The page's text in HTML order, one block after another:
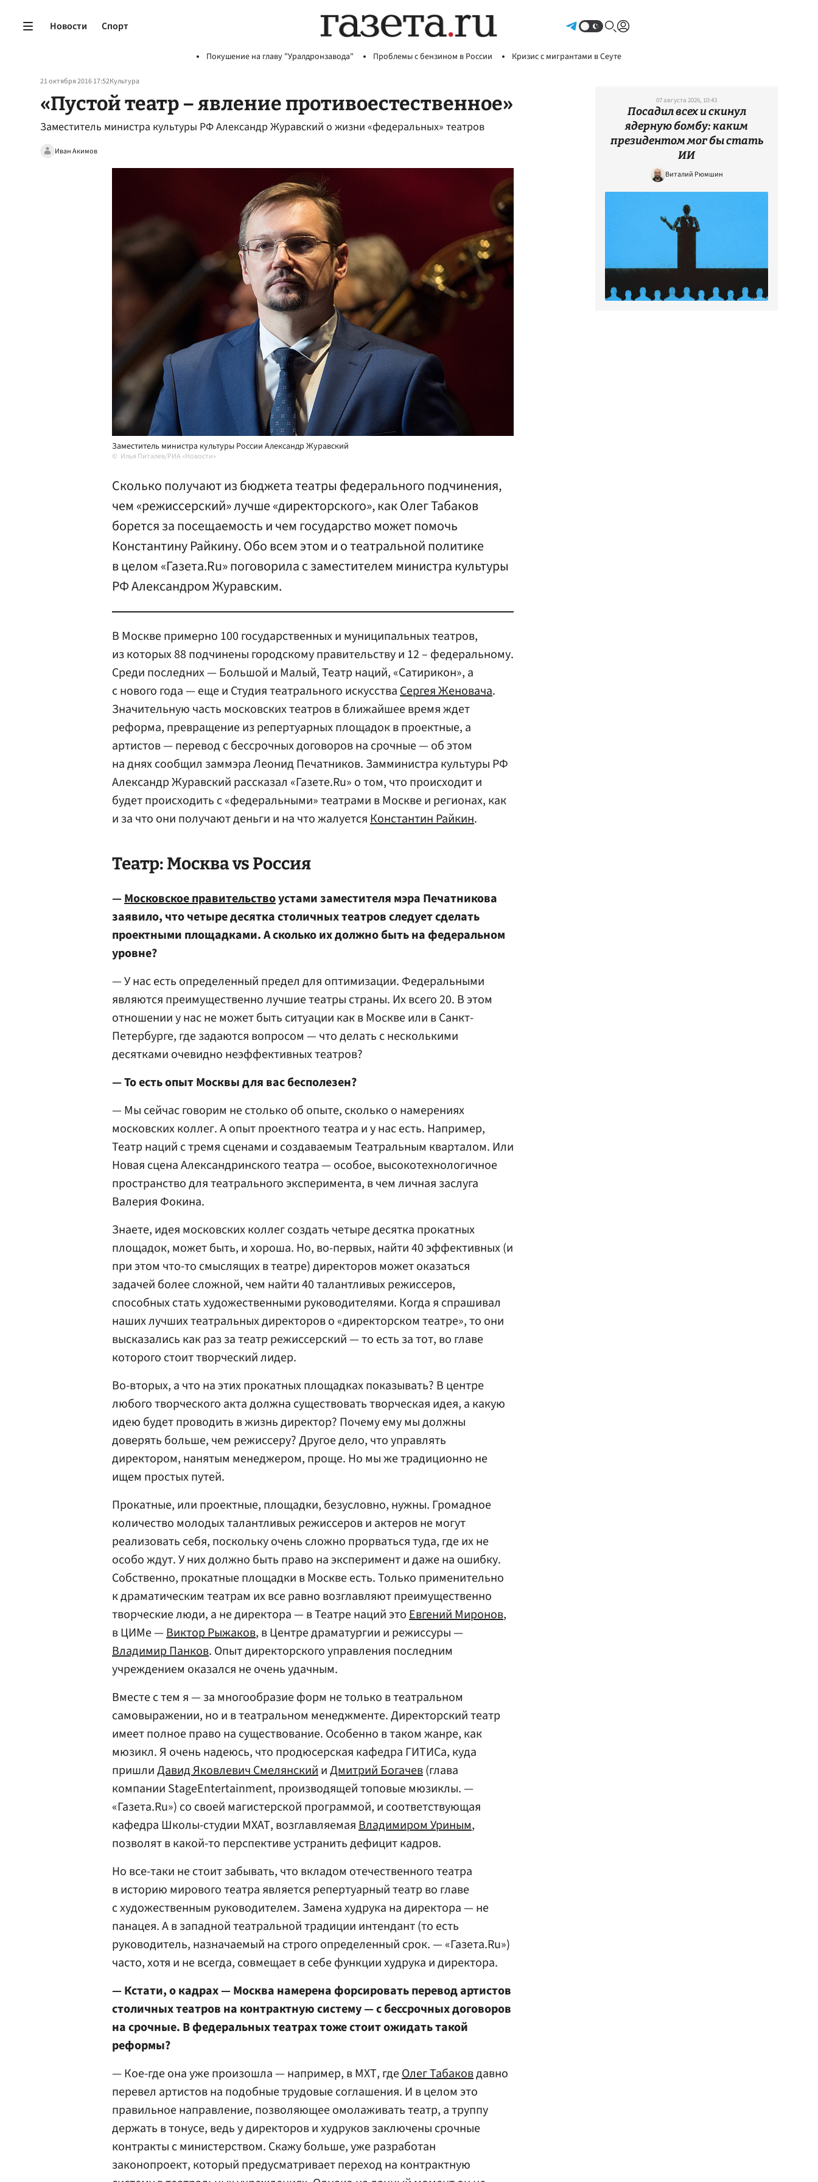
Новости Спорт
Покушение на главу "Уралдронзавода" Проблемы с бензином в России Кризис с мигрантами в Сеуте
21 октября 2016 17:52Культура
«Пустой театр – явление противоестественное»
Заместитель министра культуры РФ Александр Журавский о жизни «федеральных» театров
Иван Акимов
Заместитель министра культуры России Александр Журавский
Илья Питалев/РИА «Новости»
Сколько получают из бюджета театры федерального подчинения,
чем «режиссерский» лучше «директорского», как Олег Табаков
борется за посещаемость и чем государство может помочь
Константину Райкину. Обо всем этом и о театральной политике
в целом «Газета.Ru» поговорила с заместителем министра культуры
РФ Александром Журавским.
В Москве примерно 100 государственных и муниципальных театров,
из которых 88 подчинены городскому правительству и 12 – федеральному.
Среди последних — Большой и Малый, Театр наций, «Сатирикон», а
с нового года — еще и Студия театрального искусстваСергея Женовача.
Значительную часть московских театров в ближайшее время ждет
реформа, превращение из репертуарных площадок в проектные, а
артистов — перевод с бессрочных договоров на срочные — об этом
на днях сообщил заммэра Леонид Печатников. Замминистра культуры РФ
Александр Журавский рассказал «Газете.Ru» о том, что происходит и
будет происходить с «федеральными» театрами в Москве и регионах, как
и за что они получают деньги и на что жалуетсяКонстантин Райкин.
Театр: Москва vs Россия
—Московское правительствоустами заместителя мэра Печатникова
заявило, что четыре десятка столичных театров следует сделать
проектными площадками. А сколько их должно быть на федеральном
уровне?
— У нас есть определенный предел для оптимизации. Федеральными
являются преимущественно лучшие театры страны. Их всего 20. В этом
отношении у нас не может быть ситуации как в Москве или в Санкт-
Петербурге, где задаются вопросом — что делать с несколькими
десятками очевидно неэффективных театров?
— То есть опыт Москвы для вас бесполезен?
— Мы сейчас говорим не столько об опыте, сколько о намерениях
московских коллег. А опыт проектного театра и у нас есть. Например,
Театр наций с тремя сценами и создаваемым Театральным кварталом. Или
Новая сцена Александринского театра — особое, высокотехнологичное
пространство для театрального эксперимента, в чем личная заслуга
Валерия Фокина.
Знаете, идея московских коллег создать четыре десятка прокатных
площадок, может быть, и хороша. Но, во-первых, найти 40 эффективных (и
при этом что-то смыслящих в театре) директоров может оказаться
задачей более сложной, чем найти 40 талантливых режиссеров,
способных стать художественными руководителями. Когда я спрашивал
наших лучших театральных директоров о «директорском театре», то они
высказались как раз за театр режиссерский — то есть за тот, во главе
которого стоит творческий лидер.
Во-вторых, а что на этих прокатных площадках показывать? В центре
любого творческого акта должна существовать творческая идея, а какую
идею будет проводить в жизнь директор? Почему ему мы должны
доверять больше, чем режиссеру? Другое дело, что управлять
директором, нанятым менеджером, проще. Но мы же традиционно не
ищем простых путей.
Прокатные, или проектные, площадки, безусловно, нужны. Громадное
количество молодых талантливых режиссеров и актеров не могут
реализовать себя, поскольку очень сложно прорваться туда, где их не
особо ждут. У них должно быть право на эксперимент и даже на ошибку.
Собственно, прокатные площадки в Москве есть. Только применительно
к драматическим театрам их все равно возглавляют преимущественно
творческие люди, а не директора — в Театре наций этоЕвгений Миронов,
в ЦИМе —Виктор Рыжаков, в Центре драматургии и режиссуры —
Владимир Панков. Опыт директорского управления последним
учреждением оказался не очень удачным.
Вместе с тем я — за многообразие форм не только в театральном
самовыражении, но и в театральном менеджменте. Директорский театр
имеет полное право на существование. Особенно в таком жанре, как
мюзикл. Я очень надеюсь, что продюсерская кафедра ГИТИСа, куда
пришлиДавид Яковлевич СмелянскийиДмитрий Богачев(глава
компании StageEntertainment, производящей топовые мюзиклы. —
«Газета.Ru») со своей магистерской программой, и соответствующая
кафедра Школы-студии МХАТ, возглавляемаяВладимиром Уриным,
позволят в какой-то перспективе устранить дефицит кадров.
Но все-таки не стоит забывать, что вкладом отечественного театра
в историю мирового театра является репертуарный театр во главе
с художественным руководителем. Замена худрука на директора — не
панацея. А в западной театральной традиции интендант (то есть
руководитель, назначаемый на строго определенный срок. — «Газета.Ru»)
часто, хотя и не всегда, совмещает в себе функции худрука и директора.
— Кстати, о кадрах — Москва намерена форсировать перевод артистов
столичных театров на контрактную систему — с бессрочных договоров
на срочные. В федеральных театрах тоже стоит ожидать такой
реформы?
— Кое-где она уже произошла — например, в МХТ, гдеОлег Табаковдавно
перевел артистов на подобные трудовые соглашения. И в целом это
правильное направление, позволяющее омолаживать театр, а труппу
держать в тонусе, ведь у директоров и худруков заключены срочные
контракты с министерством. Скажу больше, уже разработан
законопроект, который предусматривает переход на контрактную
07 августа 2026, 10:43
Посадил всех и скинул
ядерную бомбу: каким
президентом мог бы стать
ИИ
Виталий Рюмшин